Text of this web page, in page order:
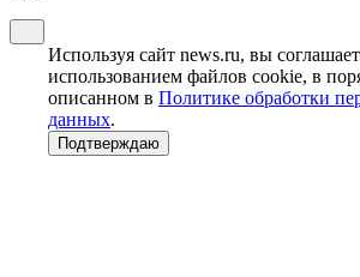
Используя сайт news.ru, вы
использованием файлов cookie, в
описанном в Политике обработки
данных.
Подтверждаю